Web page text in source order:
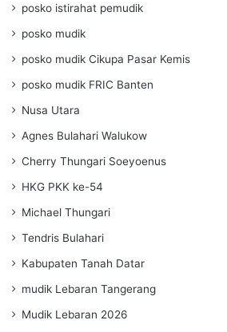
posko istirahat pemudik
posko mudik
posko mudik Cikupa Pasar Kemis
posko mudik FRIC Banten
Nusa Utara
Agnes Bulahari Walukow
Cherry Thungari Soeyoenus
HKG PKK ke-54
Michael Thungari
Tendris Bulahari
Kabupaten Tanah Datar
mudik Lebaran Tangerang
Mudik Lebaran 2026